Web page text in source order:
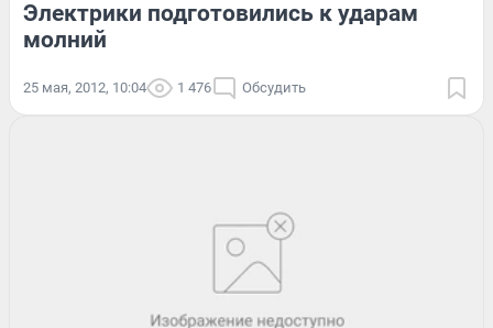
Электрики подготовились к ударам
молний
25 мая, 2012, 10:04 1 476 Обсудить